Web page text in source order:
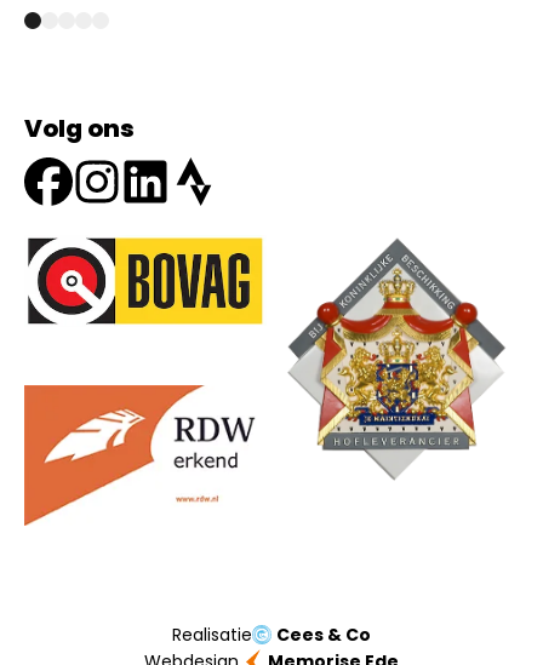
Volg ons
Onze partners
Realisatie
Cees & Co